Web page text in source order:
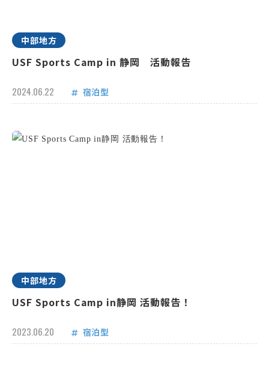
中部地方
USF Sports Camp in 静岡 活動報告
2024.06.22 宿泊型
中部地方
USF Sports Camp in静岡 活動報告！
2023.06.20 宿泊型